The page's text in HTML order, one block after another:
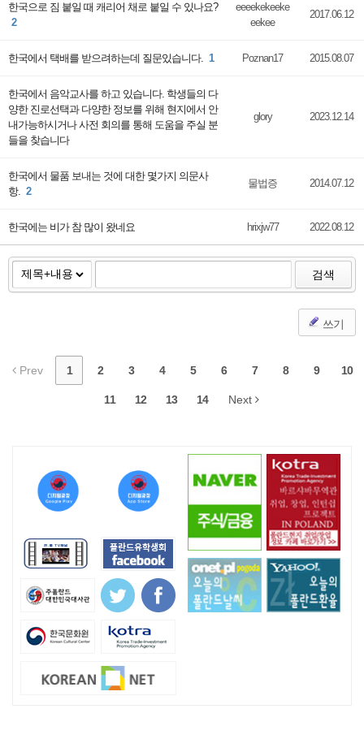
한국으로 짐 붙일 때 캐리어 채로 붙일 수 있나요?
2
eeeekekeeke
eekee
2017.06.12
한국에서 택배를 받으려하는데 질문있습니다. 1 Poznan17 2015.08.07
한국에서 음악교사를 하고 있습니다. 학생들의 다
양한 진로선택과 다양한 정보를 위해 현지에서 안
내가능하시거나 사전 회의를 통해 도움을 주실 분
들을 찾습니다
glory 2023.12.14
한국에서 물품 보내는 것에 대한 몇가지 의문사
항. 2
물법증 2014.07.12
한국에는 비가 참 많이 왔네요 hrixjw77 2022.08.12
검색
쓰기
Prev 1 2 3 4 5 6 7 8 9 10
11 12 13 14 Next